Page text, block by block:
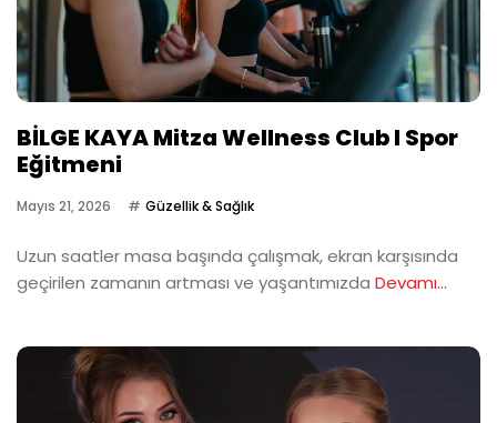
BİLGE KAYA Mitza Wellness Club I Spor
Eğitmeni
Mayıs 21, 2026 Güzellik & Sağlık
Uzun saatler masa başında çalışmak, ekran karşısında
geçirilen zamanın artması ve yaşantımızda Devamı...